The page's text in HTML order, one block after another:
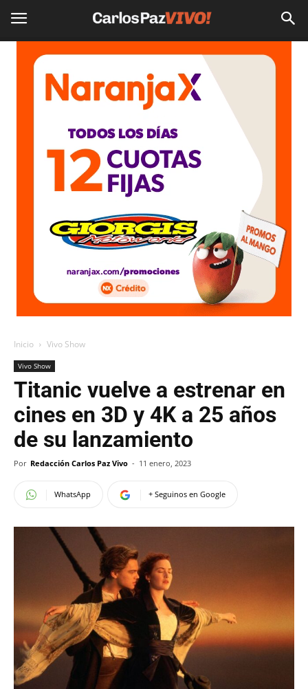
Inicio Vivo Show
Vivo Show
Titanic vuelve a estrenar en
cines en 3D y 4K a 25 años
de su lanzamiento
Por Redacción Carlos Paz Vivo - 11 enero, 2023
WhatsApp + Seguinos en Google